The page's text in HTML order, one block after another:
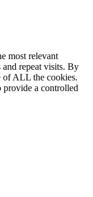
most relevant
and repeat visits. By
of ALL the cookies.
a controlled